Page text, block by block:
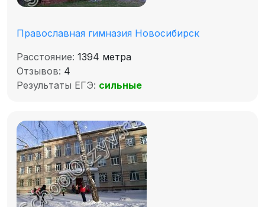
Православная гимназия Новосибирск
Расстояние: 1394 метра
Отзывов: 4
Результаты ЕГЭ: сильные